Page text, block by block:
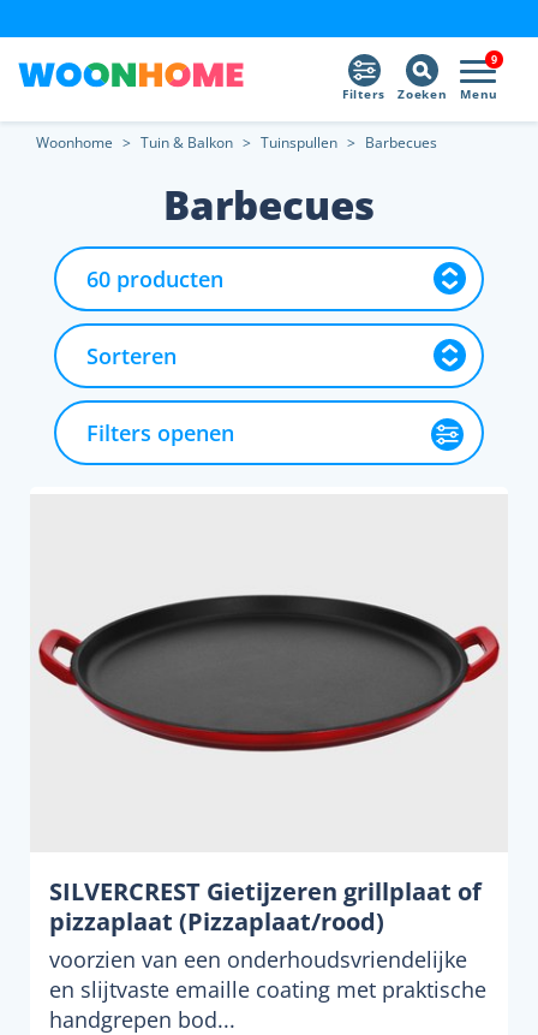
9
Menu
Zoeken
Filters
Woonhome > Tuin & Balkon > Tuinspullen > Barbecues
Barbecues
Filters openen
SILVERCREST Gietijzeren grillplaat of
pizzaplaat (Pizzaplaat/rood)
voorzien van een onderhoudsvriendelijke
en slijtvaste emaille coating met praktische
handgrepen bod...